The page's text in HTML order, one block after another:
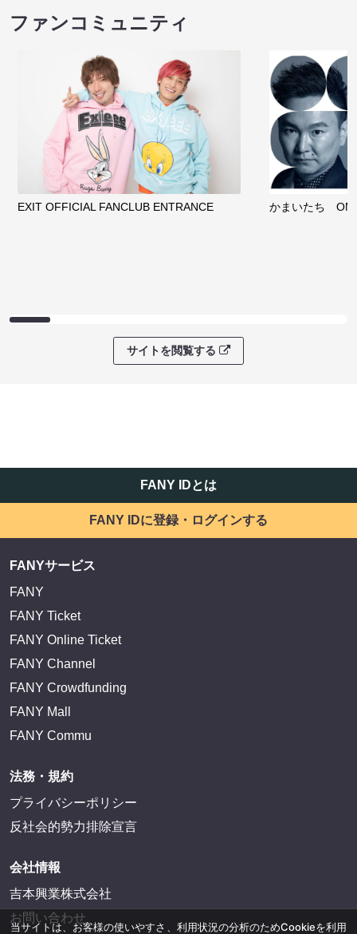
ファンコミュニティ
EXIT OFFICIAL FANCLUB ENTRANCE かまいたち
サイトを閲覧する
FANY IDとは
FANY IDに登録・ログインする
FANYサービス
FANY
FANY Ticket
FANY Online Ticket
FANY Channel
FANY Crowdfunding
FANY Mall
FANY Commu
法務・規約
プライバシーポリシー
反社会的勢力排除宣言
会社情報
吉本興業株式会社
お問い合わせ
当サイトは、お客様の使いやすさ、利用状況の分析のためCookieを利用